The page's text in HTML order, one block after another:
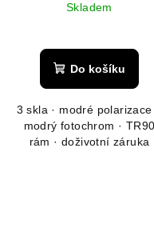
Skladem
hodnocení
produktu
z
5
hvězdiček.
Do košíku
3 skla · modré polarizace
modrý fotochrom · TR90
rám · doživotní záruka